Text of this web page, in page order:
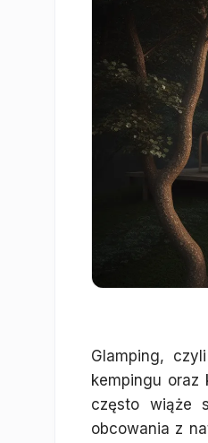
Glamping,
kempingu
często wiąże
obcowania z